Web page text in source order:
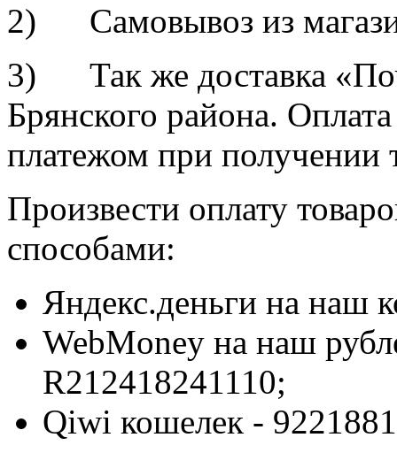
2) Самовывоз из
3) Так же доставка
Брянского района.
платежом при получении
Произвести оплату
способами:
Яндекс.деньги на наш
WebMoney на наш
R212418241110;
Qiwi кошелек -